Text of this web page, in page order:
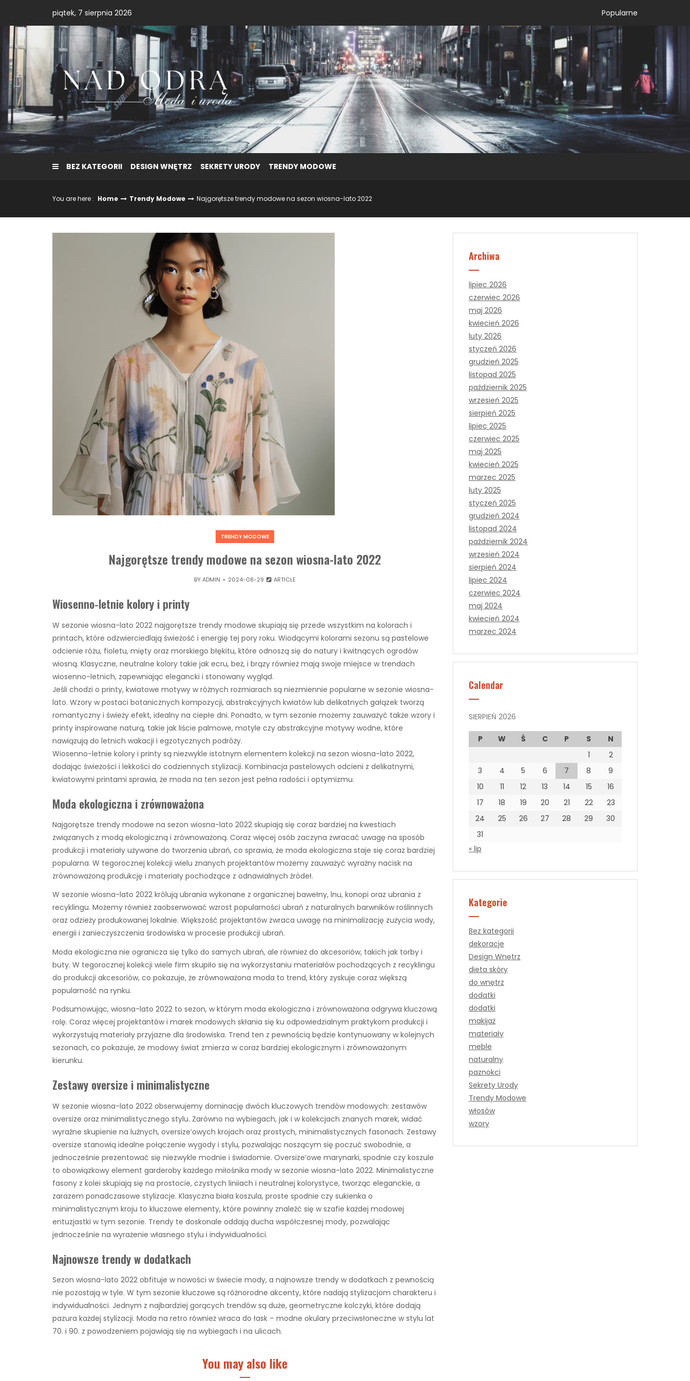
content
piątek, 7 sierpnia 2026 Popularne
BEZ KATEGORII DESIGN WNĘTRZ SEKRETY URODY TRENDY MODOWE
You are here : Home Trendy Modowe Najgorętsze trendy modowe na sezon wiosna-lato 2022
TRENDY MODOWE
Najgorętsze trendy modowe na sezon wiosna-lato 2022
BYADMIN 2024-08-29 ARTICLE
Wiosenno-letnie kolory i printy
W sezonie wiosna-lato 2022 najgorętsze trendy modowe skupiają się przede wszystkim na kolorach i
printach, które odzwierciedlają świeżość i energię tej pory roku. Wiodącymi kolorami sezonu są pastelowe
odcienie różu, fioletu, mięty oraz morskiego błękitu, które odnoszą się do natury i kwitnących ogrodów
wiosną. Klasyczne, neutralne kolory takie jak ecru, beż, i brązy również mają swoje miejsce w trendach
wiosenno-letnich, zapewniając elegancki i stonowany wygląd.
Jeśli chodzi o printy, kwiatowe motywy w różnych rozmiarach są niezmiennie popularne w sezonie wiosna-
lato. Wzory w postaci botanicznych kompozycji, abstrakcyjnych kwiatów lub delikatnych gałązek tworzą
romantyczny i świeży efekt, idealny na ciepłe dni. Ponadto, w tym sezonie możemy zauważyć także wzory i
printy inspirowane naturą, takie jak liście palmowe, motyle czy abstrakcyjne motywy wodne, które
nawiązują do letnich wakacji i egzotycznych podróży.
Wiosenno-letnie kolory i printy są niezwykle istotnym elementem kolekcji na sezon wiosna-lato 2022,
dodając świeżości i lekkości do codziennych stylizacji. Kombinacja pastelowych odcieni z delikatnymi,
kwiatowymi printami sprawia, że moda na ten sezon jest pełna radości i optymizmu.
Moda ekologiczna i zrównoważona
Najgorętsze trendy modowe na sezon wiosna-lato 2022 skupiają się coraz bardziej na kwestiach
związanych z modą ekologiczną i zrównoważoną. Coraz więcej osób zaczyna zwracać uwagę na sposób
produkcji i materiały używane do tworzenia ubrań, co sprawia, że moda ekologiczna staje się coraz bardziej
popularna. W tegorocznej kolekcji wielu znanych projektantów możemy zauważyć wyraźny nacisk na
zrównoważoną produkcję i materiały pochodzące z odnawialnych źródeł.
W sezonie wiosna-lato 2022 królują ubrania wykonane z organicznej bawełny, lnu, konopi oraz ubrania z
recyklingu. Możemy również zaobserwować wzrost popularności ubrań z naturalnych barwników roślinnych
oraz odzieży produkowanej lokalnie. Większość projektantów zwraca uwagę na minimalizację zużycia wody,
energii i zanieczyszczenia środowiska w procesie produkcji ubrań.
Moda ekologiczna nie ogranicza się tylko do samych ubrań, ale również do akcesoriów, takich jak torby i
buty. W tegorocznej kolekcji wiele firm skupiło się na wykorzystaniu materiałów pochodzących z recyklingu
do produkcji akcesoriów, co pokazuje, że zrównoważona moda to trend, który zyskuje coraz większą
popularność na rynku.
Podsumowując, wiosna-lato 2022 to sezon, w którym moda ekologiczna i zrównoważona odgrywa kluczową
rolę. Coraz więcej projektantów i marek modowych skłania się ku odpowiedzialnym praktykom produkcji i
wykorzystują materiały przyjazne dla środowiska. Trend ten z pewnością będzie kontynuowany w kolejnych
sezonach, co pokazuje, że modowy świat zmierza w coraz bardziej ekologicznym i zrównoważonym
kierunku.
Zestawy oversize i minimalistyczne
W sezonie wiosna-lato 2022 obserwujemy dominację dwóch kluczowych trendów modowych: zestawów
oversize oraz minimalistycznego stylu. Zarówno na wybiegach, jak i w kolekcjach znanych marek, widać
wyraźne skupienie na luźnych, oversize’owych krojach oraz prostych, minimalistycznych fasonach. Zestawy
oversize stanowią idealne połączenie wygody i stylu, pozwalając noszącym się poczuć swobodnie, a
jednocześnie prezentować się niezwykle modnie i świadomie. Oversize’owe marynarki, spodnie czy koszule
to obowiązkowy element garderoby każdego miłośnika mody w sezonie wiosna-lato 2022. Minimalistyczne
fasony z kolei skupiają się na prostocie, czystych liniiach i neutralnej kolorystyce, tworząc eleganckie, a
zarazem ponadczasowe stylizacje. Klasyczna biała koszula, proste spodnie czy sukienka o
minimalistycznym kroju to kluczowe elementy, które powinny znaleźć się w szafie każdej modowej
entuzjastki w tym sezonie. Trendy te doskonale oddają ducha współczesnej mody, pozwalając
jednocześnie na wyrażenie własnego stylu i indywidualności.
Najnowsze trendy w dodatkach
Sezon wiosna-lato 2022 obfituje w nowości w świecie mody, a najnowsze trendy w dodatkach z pewnością
nie pozostają w tyle. W tym sezonie kluczowe są różnorodne akcenty, które nadają stylizacjom charakteru i
indywidualności. Jednym z najbardziej gorących trendów są duże, geometryczne kolczyki, które dodają
pazura każdej stylizacji. Moda na retro również wraca do łask – modne okulary przeciwsłoneczne w stylu lat
70. i 90. z powodzeniem pojawiają się na wybiegach i na ulicach.
You may also like
Archiwa
lipiec 2026
czerwiec 2026
maj 2026
kwiecień 2026
luty 2026
styczeń 2026
grudzień 2025
listopad 2025
październik 2025
wrzesień 2025
sierpień 2025
lipiec 2025
czerwiec 2025
maj 2025
kwiecień 2025
marzec 2025
luty 2025
styczeń 2025
grudzień 2024
listopad 2024
październik 2024
wrzesień 2024
sierpień 2024
lipiec 2024
czerwiec 2024
maj 2024
kwiecień 2024
marzec 2024
Calendar
SIERPIEŃ 2026
P W Ś C P S
N
1
2
3
4 5 6 7 8
9
10
11 12 13 14 15
16
17
18 19 20 21 22
23
24
25 26 27 28 29
30
31
« lip
Kategorie
Bez kategorii
dekoracje
Design Wnętrz
dieta skóry
do wnętrz
dodatki
dodatki
makijaż
materiały
meble
naturalny
paznokci
Sekrety Urody
Trendy Modowe
włosów
wzory